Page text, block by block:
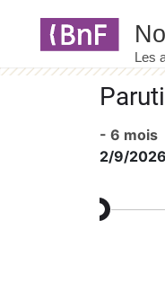
- 6 mois
2/9/2026